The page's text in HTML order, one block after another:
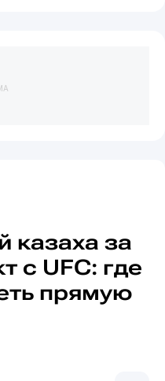
за
с UFC: где
прямую